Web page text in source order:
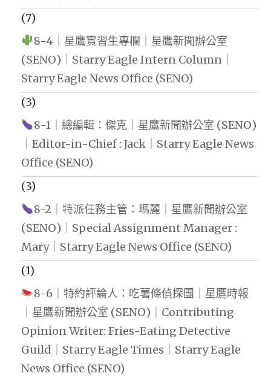
(7)
8-4｜星鷹實習生專欄｜星鷹新聞辦公室
(SENO)｜Starry Eagle Intern Column｜
Starry Eagle News Office (SENO)
(3)
8-1｜總編輯：傑克｜星鷹新聞辦公室 (SENO)
｜Editor-in-Chief : Jack｜Starry Eagle News
Office (SENO)
(3)
8-2｜特派任務主管：瑪麗｜星鷹新聞辦公室
(SENO)｜Special Assignment Manager :
Mary｜Starry Eagle News Office (SENO)
(1)
8-6｜特約評論人：吃薯條偵探團｜星鷹時報
｜星鷹新聞辦公室 (SENO)｜Contributing
Opinion Writer: Fries-Eating Detective
Guild｜Starry Eagle Times｜Starry Eagle
News Office (SENO)